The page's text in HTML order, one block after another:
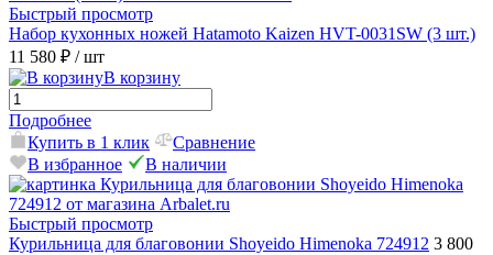
Быстрый просмотр
Набор кухонных ножей Hatamoto Kaizen HVT-0031SW (3 шт.)
11 580 ₽ / шт
В корзину
Подробнее
Купить в 1 клик
Сравнение
В избранное
В наличии
Быстрый просмотр
Курильница для благовонии Shoyeido Himenoka 724912 3 800